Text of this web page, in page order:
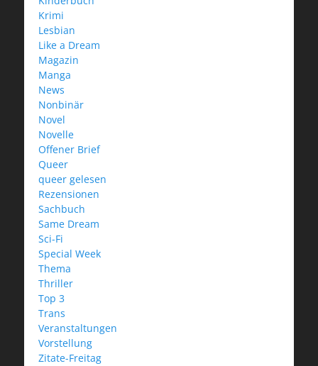
Krimi
Lesbian
Like a Dream
Magazin
Manga
News
Nonbinär
Novel
Novelle
Offener Brief
Queer
queer gelesen
Rezensionen
Sachbuch
Same Dream
Sci-Fi
Special Week
Thema
Thriller
Top 3
Trans
Veranstaltungen
Vorstellung
Zitate-Freitag